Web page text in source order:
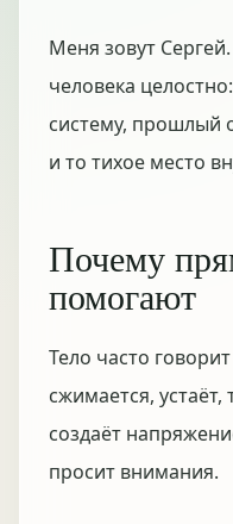
Меня зовут
человека
систему, прошлый
и то тихое место
Почему
помогают
Тело часто
сжимается,
создаёт
просит внимания.